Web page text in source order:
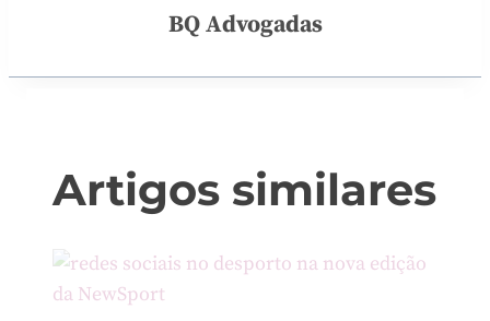
BQ Advogadas
Artigos similares